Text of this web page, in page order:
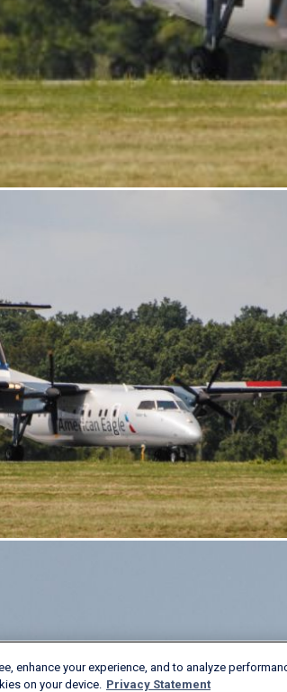
enhance your experience, and to analyze
on your device. Privacy Statement